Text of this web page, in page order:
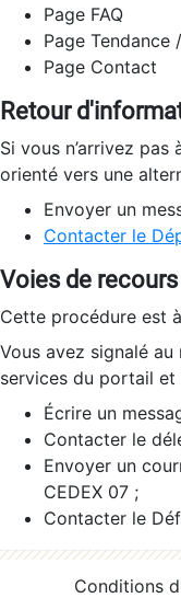
Page FAQ
Page Tendance
Page Contact
Retour
Si vous n’arrivez
orienté vers une
Envoyer un
Contacter le
Voies de recours
Cette procédure est
Vous avez signalé
services du portail et
Écrire un
Contacter le
Envoyer un
CEDEX 07 ;
Contacter le
Conditions